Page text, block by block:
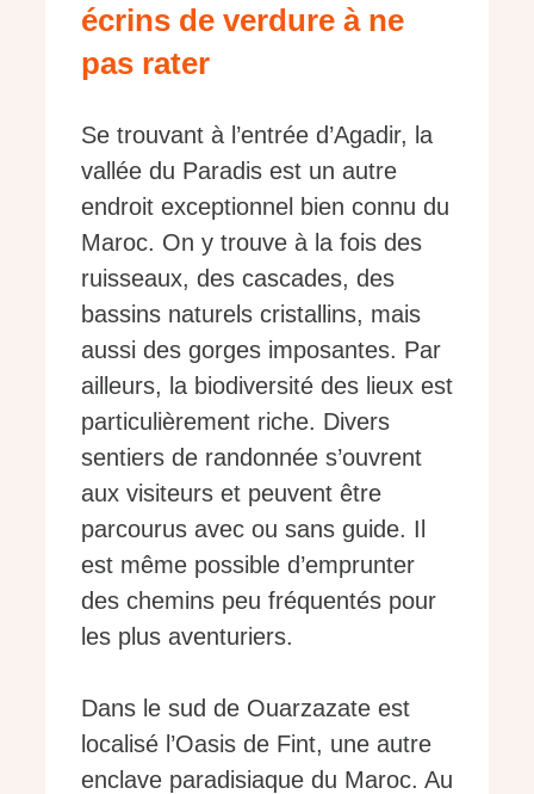
écrins de verdure à ne
pas rater
Se trouvant à l’entrée d’Agadir, la
vallée du Paradis est un autre
endroit exceptionnel bien connu du
Maroc. On y trouve à la fois des
ruisseaux, des cascades, des
bassins naturels cristallins, mais
aussi des gorges imposantes. Par
ailleurs, la biodiversité des lieux est
particulièrement riche. Divers
sentiers de randonnée s’ouvrent
aux visiteurs et peuvent être
parcourus avec ou sans guide. Il
est même possible d’emprunter
des chemins peu fréquentés pour
les plus aventuriers.
Dans le sud de Ouarzazate est
localisé l’Oasis de Fint, une autre
enclave paradisiaque du Maroc. Au